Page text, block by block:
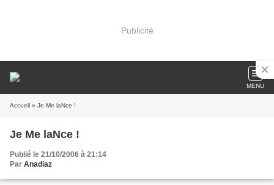
Publicité
MENU
Accueil » Je Me laNce !
Je Me laNce !
Publié le 21/10/2006 à 21:14
Par Anadiaz